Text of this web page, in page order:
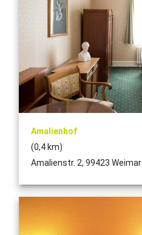
Amalienhof
(0,4 km)
Amalienstr. 2, 99423 Weimar